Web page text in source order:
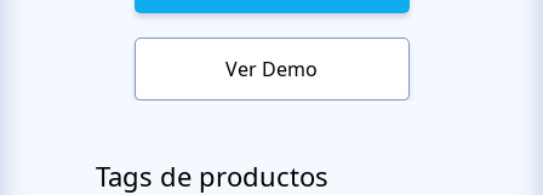
Ver Demo
Tags de productos